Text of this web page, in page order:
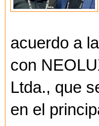
acuerdo a
con
Ltda., que
en el